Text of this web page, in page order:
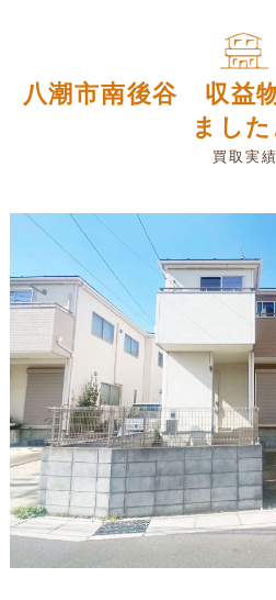
買取実績
八潮市南後谷 収益
ました